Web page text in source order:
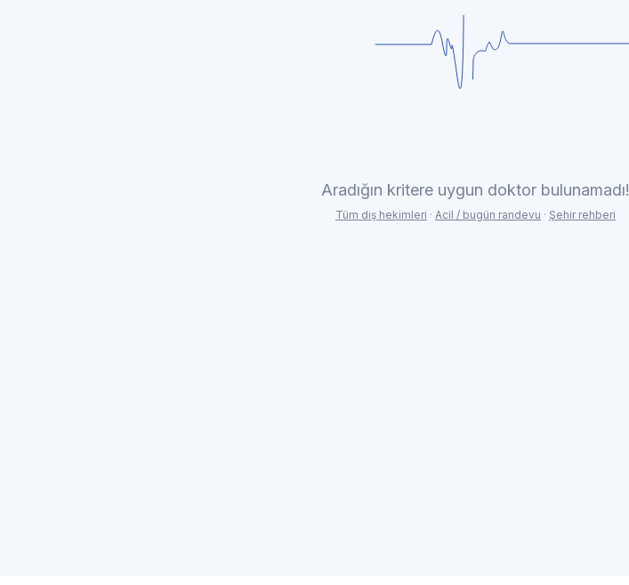
Aradığın kritere uygun doktor bulunamadı!
Tüm diş hekimleri · Acil / bugün randevu · Şehir rehberi